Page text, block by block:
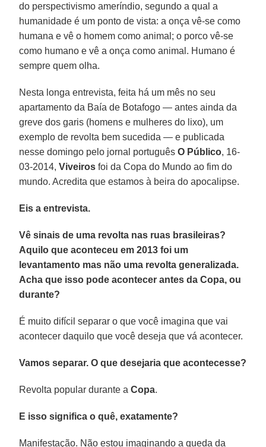
do perspectivismo ameríndio, segundo a qual a
humanidade é um ponto de vista: a onça vê-se como
humana e vê o homem como animal; o porco vê-se
como humano e vê a onça como animal. Humano é
sempre quem olha.
Nesta longa entrevista, feita há um mês no seu
apartamento da Baía de Botafogo — antes ainda da
greve dos garis (homens e mulheres do lixo), um
exemplo de revolta bem sucedida — e publicada
nesse domingo pelo jornal portuguêsO Público, 16-
03-2014,Viveiros foi da Copa do Mundo ao fim do
mundo. Acredita que estamos à beira do apocalipse.
Eis a entrevista.
Vê sinais de uma revolta nas ruas brasileiras?
Aquilo que aconteceu em 2013 foi um
levantamento mas não uma revolta generalizada.
Acha que isso pode acontecer antes da Copa, ou
durante?
É muito difícil separar o que você imagina que vai
acontecer daquilo que você deseja que vá acontecer.
Vamos separar. O que desejaria que acontecesse?
Revolta popular durante aCopa.
E isso significa o quê, exatamente?
Manifestação. Não estou imaginando a queda da